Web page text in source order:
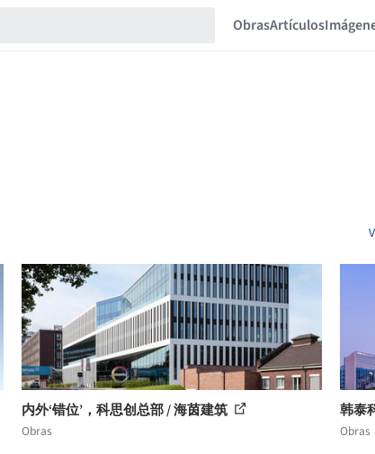
ObrasArtículos
内外‘错位’，科思创总部 / 海茵建筑
Obras
韩泰
Obras